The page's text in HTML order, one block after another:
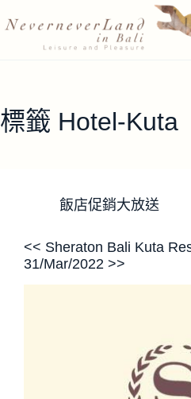
至
容
標籤 Hotel-Kuta
飯店促銷大放送
<< Sheraton Bali Kuta
31/Mar/2022 >>